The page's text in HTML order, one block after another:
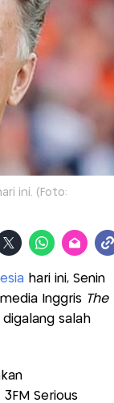
ini. (Foto:
hari ini, Senin
InggrisThe
salah
Serious